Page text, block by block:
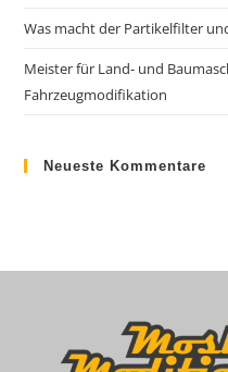
Was macht der Partikelfilter
Meister für Land- und
Fahrzeugmodifikation
Neueste Kommentare